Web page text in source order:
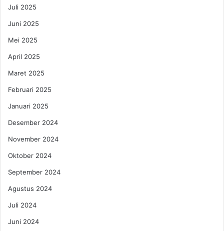
Juli 2025
Juni 2025
Mei 2025
April 2025
Maret 2025
Februari 2025
Januari 2025
Desember 2024
November 2024
Oktober 2024
September 2024
Agustus 2024
Juli 2024
Juni 2024